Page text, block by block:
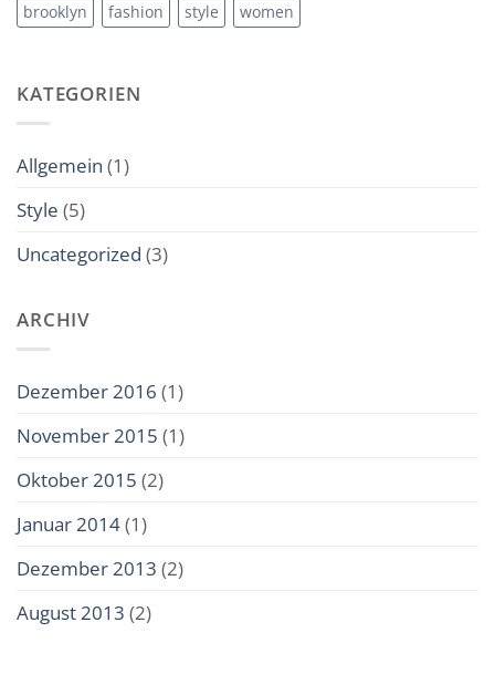
brooklyn fashion style women
KATEGORIEN
Allgemein (1)
Style (5)
Uncategorized (3)
ARCHIV
Dezember 2016 (1)
November 2015 (1)
Oktober 2015 (2)
Januar 2014(1)
Dezember 2013 (2)
August 2013 (2)